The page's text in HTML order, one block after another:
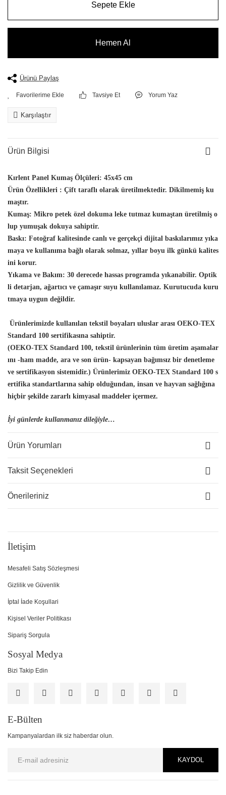
Sepete Ekle
Hemen Al
Ürünü Paylaş
Tavsiye Et Yorum Yaz
Karşılaştır
Ürün Bilgisi
Kırlent Panel Kumaş Ölçüleri: 45x45 cm
Ürün Özellikleri : Çift taraflı olarak üretilmektedir. Dikilmemiş ku
maştır.
Kumaş: Mikro petek özel dokuma leke tutmaz kumaştan üretilmiş o
lup yumuşak dokuya sahiptir.
Baskı: Fotoğraf kalitesinde canlı ve gerçekçi dijital baskılarımız yıka
maya ve kullanıma bağlı olarak solmaz, yıllar boyu ilk günkü kalites
ini korur.
Yıkama ve Bakım: 30 derecede hassas programda yıkanabilir. Optik
li detarjan, ağartıcı ve çamaşır suyu kullanılamaz. Kurutucuda kuru
tmaya uygun değildir.
Ürünlerimizde kullanılan tekstil boyaları uluslar arası OEKO-TEX
Standard 100 sertifikasına sahiptir.
(OEKO-TEX Standard 100, tekstil ürünlerinin tüm üretim aşamalar
ını -ham madde, ara ve son ürün- kapsayan bağımsız bir denetleme
ve sertifikasyon sistemidir.) Ürünlerimiz OEKO-TEX Standard 100 s
ertifika standartlarına sahip olduğundan, insan ve hayvan sağlığına
hiçbir şekilde zararlı kimyasal maddeler içermez.
İyi günlerde kullanmanız dileğiyle…
Ürün Yorumları
Taksit Seçenekleri
Önerileriniz
İletişim
Mesafeli Satış Sözleşmesi
Gizlilik ve Güvenlik
İptal İade Koşullari
Kişisel Veriler Politikası
Sipariş Sorgula
Sosyal Medya
Bizi Takip Edin
E-Bülten
Kampanyalardan ilk siz haberdar olun.
KAYDOL